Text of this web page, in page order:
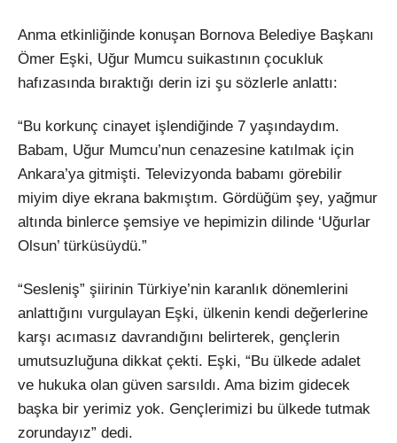
Anma etkinliğinde konuşan Bornova Belediye Başkanı
Ömer Eşki, Uğur Mumcu suikastının çocukluk
hafızasında bıraktığı derin izi şu sözlerle anlattı:
“Bu korkunç cinayet işlendiğinde 7 yaşındaydım.
Babam, Uğur Mumcu’nun cenazesine katılmak için
Ankara’ya gitmişti. Televizyonda babamı görebilir
miyim diye ekrana bakmıştım. Gördüğüm şey, yağmur
altında binlerce şemsiye ve hepimizin dilinde ‘Uğurlar
Olsun’ türküsüydü.”
“Sesleniş” şiirinin Türkiye’nin karanlık dönemlerini
anlattığını vurgulayan Eşki, ülkenin kendi değerlerine
karşı acımasız davrandığını belirterek, gençlerin
umutsuzluğuna dikkat çekti. Eşki, “Bu ülkede adalet
ve hukuka olan güven sarsıldı. Ama bizim gidecek
başka bir yerimiz yok. Gençlerimizi bu ülkede tutmak
zorundayız” dedi.